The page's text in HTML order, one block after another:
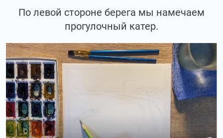
По левой стороне берега мы намечаем
прогулочный катер.